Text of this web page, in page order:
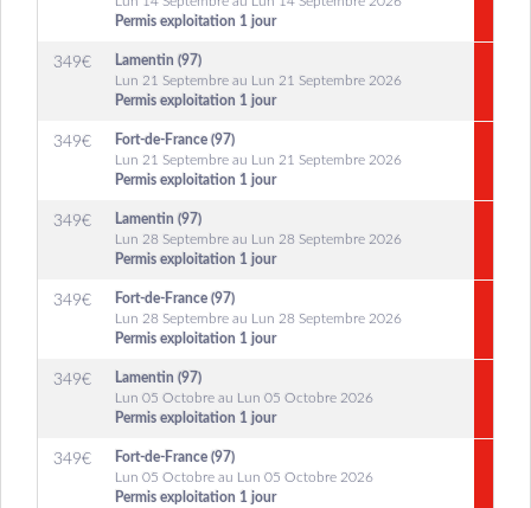
Permis exploitation 1 jour
349€
Lamentin (97)
Lun 21 Septembre au Lun 21 Septembre 2026
Permis exploitation 1 jour
349€
Fort-de-France (97)
Lun 21 Septembre au Lun 21 Septembre 2026
Permis exploitation 1 jour
349€
Lamentin (97)
Lun 28 Septembre au Lun 28 Septembre 2026
Permis exploitation 1 jour
349€
Fort-de-France (97)
Lun 28 Septembre au Lun 28 Septembre 2026
Permis exploitation 1 jour
349€
Lamentin (97)
Lun 05 Octobre au Lun 05 Octobre 2026
Permis exploitation 1 jour
349€
Fort-de-France (97)
Lun 05 Octobre au Lun 05 Octobre 2026
Permis exploitation 1 jour